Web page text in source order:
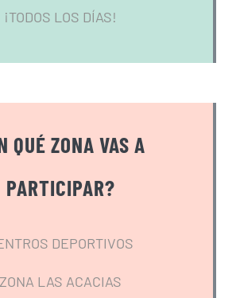
¡TODOS LOS DÍAS!
QUÉ ZONA VAS A
PARTICIPAR?
DEPORTIVOS
ZONA LAS ACACIAS